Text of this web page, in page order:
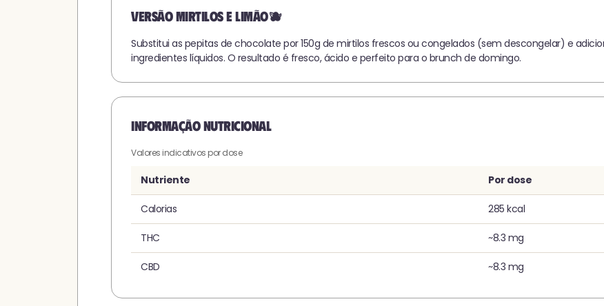
Versão mirtilos e limão🫐
Substitui as pepitas de chocolate por 150g de mirtilos frescos ou congelados (sem descongelar) e
ingredientes líquidos. O resultado é fresco, ácido e perfeito para o brunch de domingo.
Informação nutricional
Valores indicativos por dose
Nutriente Por dose
Calorias 285 kcal
THC ~8.3 mg
CBD ~8.3 mg